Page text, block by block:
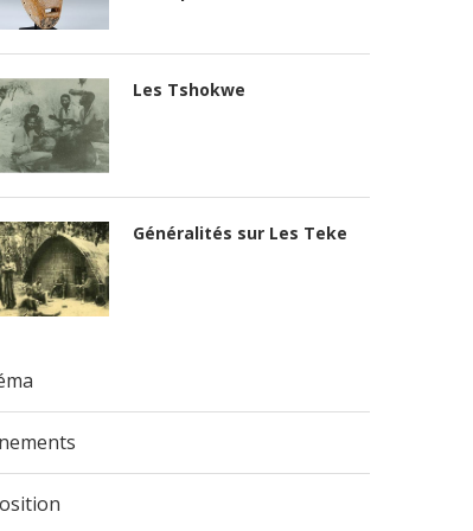
Les Tshokwe
Généralités sur Les Teke